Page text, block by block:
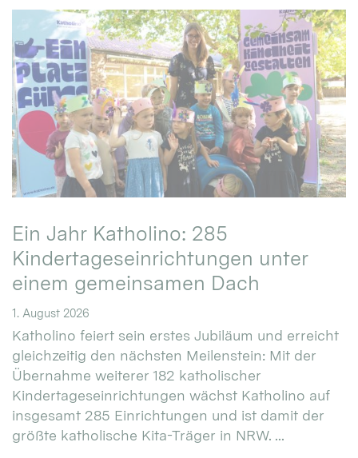
Ein Jahr Katholino: 285
Kindertageseinrichtungen unter
einem gemeinsamen Dach
1. August 2026
Katholino feiert sein erstes Jubiläum und erreicht
gleichzeitig den nächsten Meilenstein: Mit der
Übernahme weiterer 182 katholischer
Kindertageseinrichtungen wächst Katholino auf
insgesamt 285 Einrichtungen und ist damit der
größte katholische Kita-Träger in NRW. ...